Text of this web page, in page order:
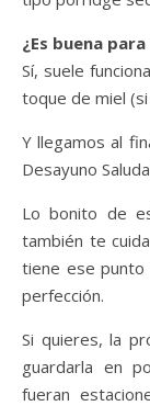
¿Es buena
Sí, suele
toque de miel
Y llegamos al
Desayuno
Lo bonito de
también te
tiene ese punto
perfección.
Si quieres, la
guardarla en
fueran